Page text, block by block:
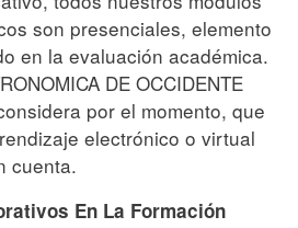
son presenciales, elemento
en la evaluación académica.
DE OCCIDENTE
por el momento, que
electrónico o virtual
cuenta.
En La Formación